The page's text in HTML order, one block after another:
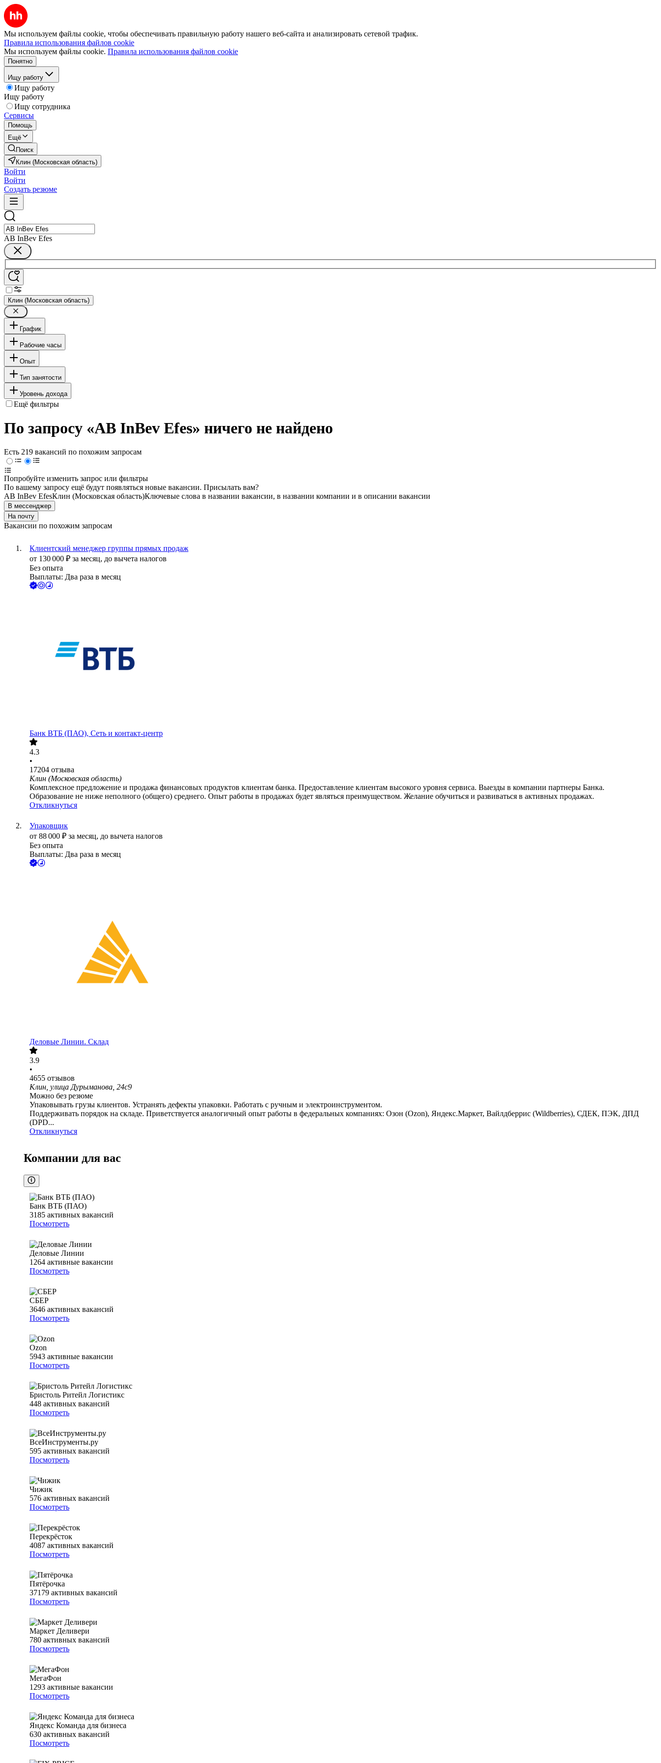
Мы используем файлы cookie, чтобы обеспечивать правильную работу нашего веб-сайта и анализировать сетевой трафик.
Правила использования файлов cookie
Мы используем файлы cookie. Правила использования файлов cookie
Понятно
Ищу работу
Ищу работу
Ищу работу
Ищу сотрудника
Сервисы
Помощь
Ещё
Поиск
Клин (Московская область)
Войти
Войти
Создать резюме
AB InBev Efes
Клин (Московская область)
График
Рабочие часы
Опыт
Тип занятости
Уровень дохода
Ещё фильтры
По запросу «AB InBev Efes» ничего не найдено
Есть 219 вакансий по похожим запросам
Попробуйте изменить запрос или фильтры
По вашему запросу ещё будут появляться новые вакансии. Присылать вам?
AB InBev EfesКлин (Московская область)Ключевые слова в названии вакансии, в названии компании и в описании вакансии
В мессенджер
На почту
Вакансии по похожим запросам
Клиентский менеджер группы прямых продаж
от 130 000 ₽ за месяц, до вычета налогов
Без опыта
Выплаты: Два раза в месяц
Банк ВТБ (ПАО), Сеть и контакт-центр
4.3
•
17204 отзыва
Клин (Московская область)
Комплексное предложение и продажа финансовых продуктов клиентам банка. Предоставление клиентам высокого уровня сервиса. Выезды в компании партнеры Банка.
Образование не ниже неполного (общего) среднего. Опыт работы в продажах будет являться преимуществом. Желание обучиться и развиваться в активных продажах.
Откликнуться
Упаковщик
от 88 000 ₽ за месяц, до вычета налогов
Без опыта
Выплаты: Два раза в месяц
Деловые Линии. Склад
3.9
•
4655 отзывов
Клин, улица Дурыманова, 24с9
Можно без резюме
Упаковывать грузы клиентов. Устранять дефекты упаковки. Работать с ручным и электроинструментом.
Поддерживать порядок на складе. Приветствуется аналогичный опыт работы в федеральных компаниях: Озон (Ozon), Яндекс.Маркет, Вайлдберрис (Wildbеrriеs), СДЕК, ПЭК, ДПД
(DPD...
Откликнуться
Компании для вас
Банк ВТБ (ПАО)
3185 активных вакансий
Посмотреть
Деловые Линии
1264 активные вакансии
Посмотреть
СБЕР
3646 активных вакансий
Посмотреть
Ozon
5943 активные вакансии
Посмотреть
Бристоль Ритейл Логистикс
448 активных вакансий
Посмотреть
ВсеИнструменты.ру
595 активных вакансий
Посмотреть
Чижик
576 активных вакансий
Посмотреть
Перекрёсток
4087 активных вакансий
Посмотреть
Пятёрочка
37179 активных вакансий
Посмотреть
Маркет Деливери
780 активных вакансий
Посмотреть
МегаФон
1293 активные вакансии
Посмотреть
Яндекс Команда для бизнеса
630 активных вакансий
Посмотреть